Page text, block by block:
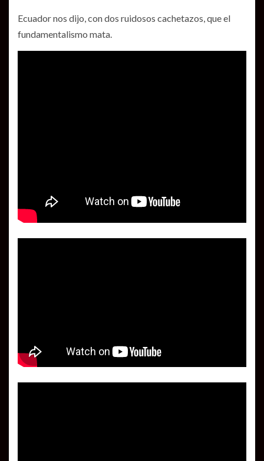
Ecuador nos dijo, con dos ruidosos cachetazos, que el
fundamentalismo mata.